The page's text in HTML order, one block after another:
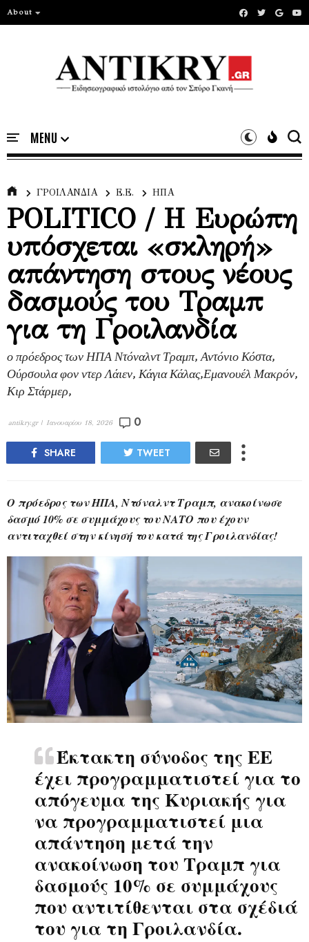
About
ΓΡΟΙΛΑΝΔΙΑ Ε.Ε. ΗΠΑ
POLITICO / Η Ευρώπη
υπόσχεται «σκληρή»
απάντηση στους νέους
δασμούς του Τραμπ
για τη Γροιλανδία
ο πρόεδρος των ΗΠΑ Ντόναλντ Τραμπ, Αντόνιο Κόστα,
Ούρσουλα φον ντερ Λάιεν, Κάγια Κάλας,Εμανουέλ Μακρόν,
Κιρ Στάρμερ,
antikry.gr | Ιανουαρίου 18, 2026 0
SHARE TWEET
O πρόεδρος των ΗΠΑ, Ντόναλντ Τραμπ, ανακοίνωσe
δασμό 10% σε συμμάχους του ΝΑΤΟ που έχουν
αντιταχθεί στην κίνησή του κατά της Γροιλανδίας!
Έκτακτη σύνοδος της ΕΕ
έχει προγραμματιστεί για το
απόγευμα της Κυριακής για
να προγραμματιστεί μια
απάντηση μετά την
ανακοίνωση του Τραμπ για
δασμούς 10% σε συμμάχους
που αντιτίθενται στα σχέδιά
του για τη Γροιλανδία.